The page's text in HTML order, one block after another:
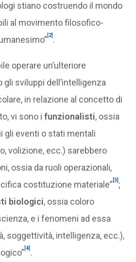
stiano costruendo il mondo
al movimento filosofico-
[2] .
operare un’ulteriore
sviluppi dell’intelligenza
in relazione al concetto di
vi sono i funzionalisti, ossia
gli eventi o stati mentali
volizione, ecc.) sarebbero
ossia da ruoli operazionali,
costituzione materiale” [3] ;
biologici, ossia coloro
e i fenomeni ad essa
soggettività, intelligenza, ecc.),
[4] .